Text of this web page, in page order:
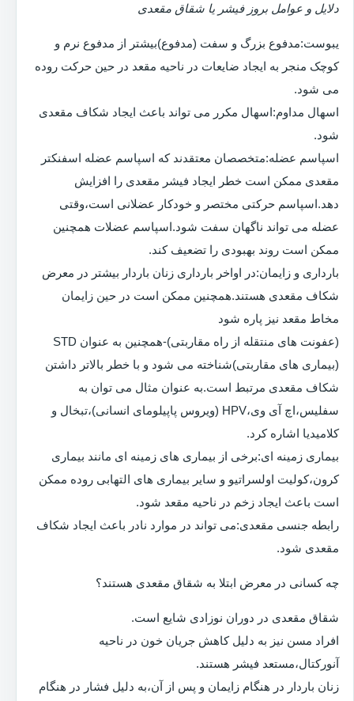
دلایل و عوامل بروز فیشر یا شقاق مقعدی
یبوست:مدفوع بزرگ و سفت (مدفوع)بیشتر از مدفوع نرم و
کوچک منجر به ایجاد ضایعات در ناحیه مقعد در حین حرکت روده
می شود.
اسهال مداوم:اسهال مکرر می تواند باعث ایجاد شکاف مقعدی
شود.
اسپاسم عضله:متخصصان معتقدند که اسپاسم عضله اسفنکتر
مقعدی ممکن است خطر ایجاد فیشر مقعدی را افزایش
دهد.اسپاسم حرکتی مختصر و خودکار عضلانی است،وقتی
عضله می تواند ناگهان سفت شود.اسپاسم عضلات همچنین
ممکن است روند بهبودی را تضعیف کند.
بارداری و زایمان:در اواخر بارداری زنان باردار بیشتر در معرض
شکاف مقعدی هستند.همچنین ممکن است در حین زایمان
مخاط مقعد نیز پاره شود
(عفونت های منتقله از راه مقاربتی)-همچنین به عنوان STD
(بیماری های مقاربتی)شناخته می شود و با خطر بالاتر داشتن
شکاف مقعدی مرتبط است.به عنوان مثال می توان به
سفلیس،اچ آی وی،HPV (ویروس پاپیلومای انسانی)،تبخال و
کلامیدیا اشاره کرد.
بیماری زمینه ای:برخی از بیماری های زمینه ای مانند بیماری
کرون،کولیت اولسراتیو و سایر بیماری های التهابی روده ممکن
است باعث ایجاد زخم در ناحیه مقعد شود.
رابطه جنسی مقعدی:می تواند در موارد نادر باعث ایجاد شکاف
مقعدی شود.
چه کسانی در معرض ابتلا به شقاق مقعدی هستند؟
شقاق مقعدی در دوران نوزادی شایع است.
افراد مسن نیز به دلیل کاهش جریان خون در ناحیه
آنورکتال،مستعد فیشر هستند.
زنان باردار در هنگام زایمان و پس از آن،به دلیل فشار در هنگام